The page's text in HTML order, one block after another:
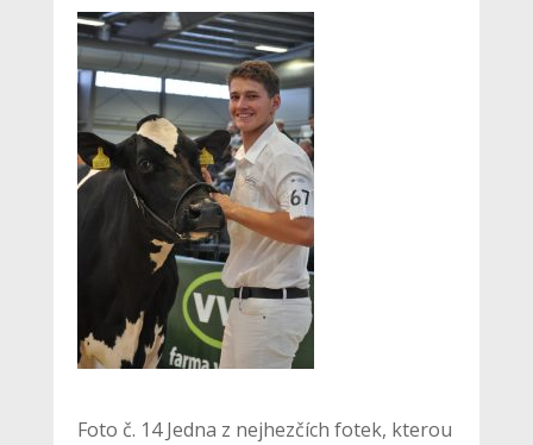
Foto č. 14 Jedna z nejhezčích fotek, kterou